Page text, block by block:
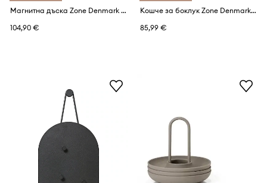
Магнитна дъска Zone Denmark A-bulletin
104,90 €
Кошче за боклук Zone Denmark Nova 5 L
85,99 €